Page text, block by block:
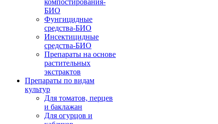
компостирования-
БИО
Фунгицидные
средства-БИО
Инсектицидные
средства-БИО
Препараты на основе
растительных
экстрактов
Препараты по видам
культур
Для томатов, перцев
и баклажан
Для огурцов и